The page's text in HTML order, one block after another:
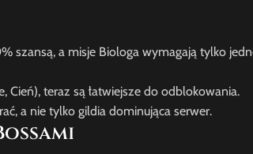
szansą, a misje Biologa wymagają tylko
Cień), teraz są łatwiejsze do odblokowania.
a nie tylko gildia dominująca serwer.